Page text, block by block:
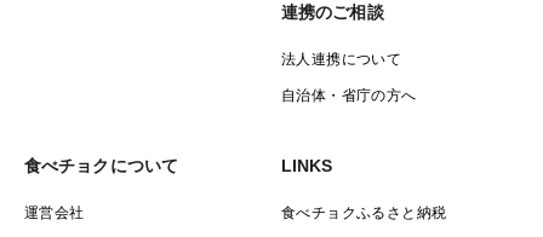
連携のご相談
法人連携について
自治体・省庁の方へ
食べチョクについて
運営会社
LINKS
食べチョクふるさと納税